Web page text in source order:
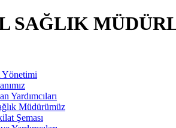
SAĞLIK
Yönetimi
Yardımcıları
Müdürümüz
Şeması